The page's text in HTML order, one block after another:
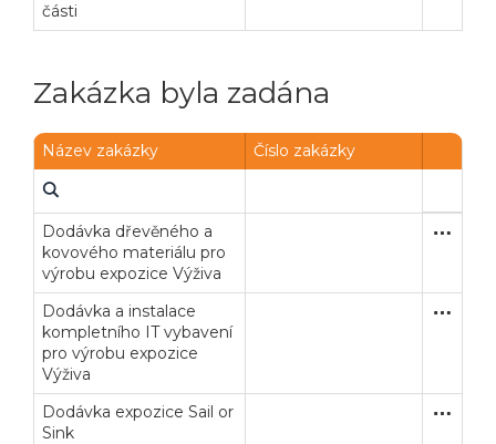
části
Zakázka byla zadána
Název zakázky Číslo zakázky
Dodávka dřevěného a
kovového materiálu pro
výrobu expozice Výživa
Dodávka a instalace
kompletního IT vybavení
pro výrobu expozice
Výživa
Služby
Dodávka expozice Sail or
Sink